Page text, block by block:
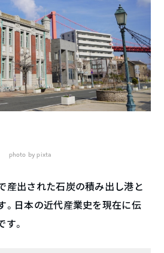
photo by pixta
産出された石炭の積み出し港と
。日本の近代産業史を現在に伝
。